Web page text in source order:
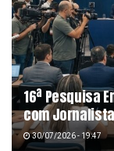
16ª Pesquisa
com
30/07/2026 - 19:47